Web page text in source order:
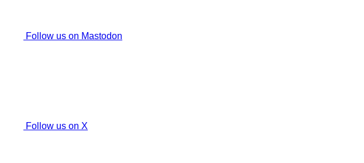
Follow us on Mastodon
Follow us on X